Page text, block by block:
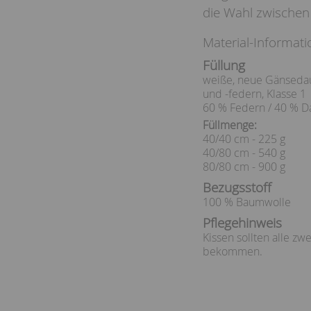
die Wahl
Material-
Füllung
weiße, neue
und -federn, Klasse 1
60 % Federn / 40 %
Füllmenge:
40/40 cm - 225 g
40/80 cm - 540 g
80/80 cm - 900 g
Bezugsstoff
100 % Baumwolle
Pflegehinweis
Kissen sollten alle
bekommen.